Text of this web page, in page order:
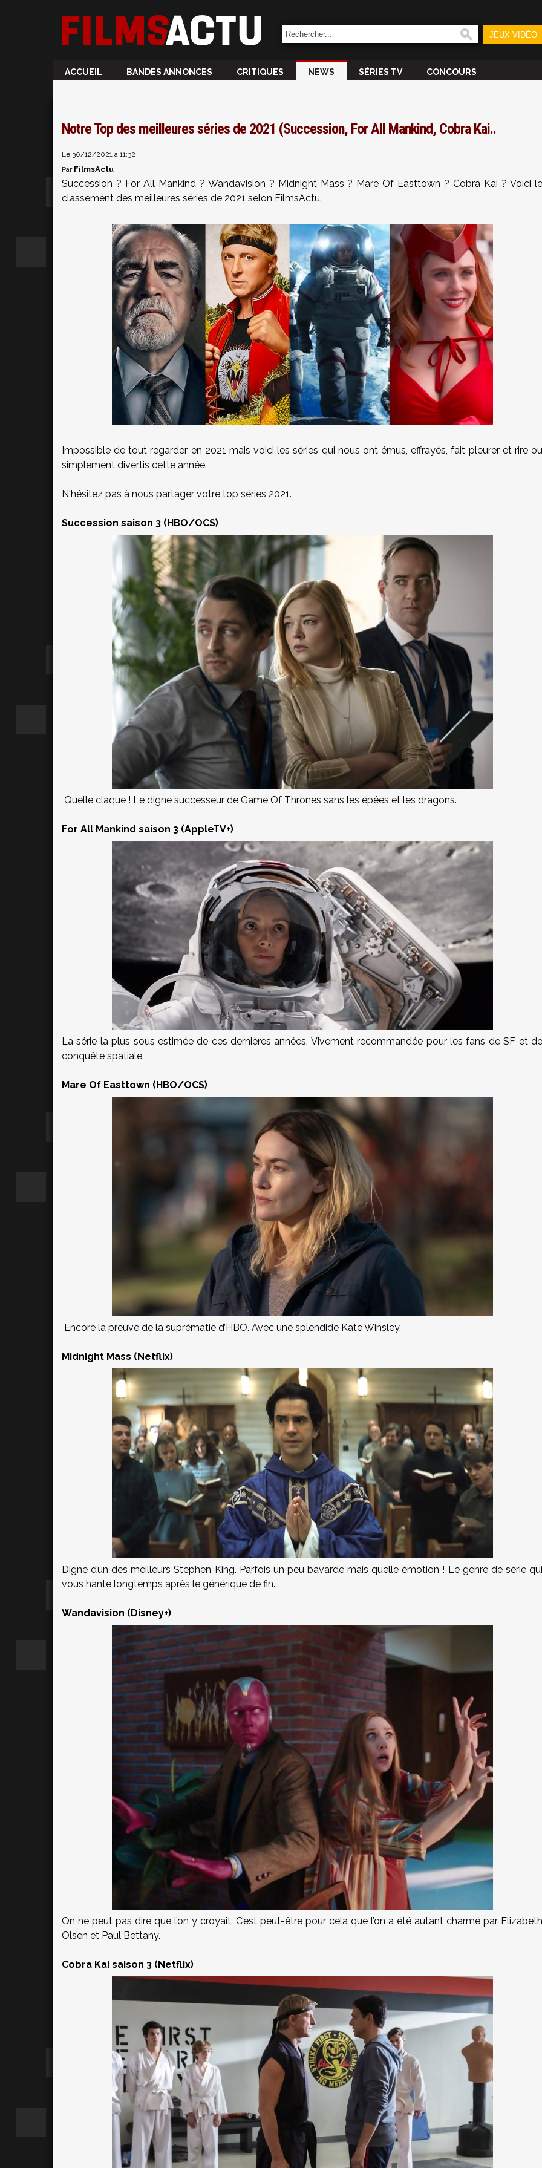
JEUX VIDÉO
ACCUEIL BANDES ANNONCES CRITIQUES NEWS SÉRIES TV CONCOURS
Notre Top des meilleures séries de 2021 (Succession, For All Mankind, Cobra Kai..
Le 30/12/2021 à 11:32
Par FilmsActu
Succession ? For All Mankind ? Wandavision ? Midnight Mass ? Mare Of Easttown ? Cobra Kai ? Voici le
classement des meilleures séries de 2021 selon FilmsActu.
Impossible de tout regarder en 2021 mais voici les séries qui nous ont émus, effrayés, fait pleurer et rire ou
simplement divertis cette année.
N'hésitez pas à nous partager votre top séries 2021.
Succession saison 3 (HBO/OCS)
Quelle claque ! Le digne successeur de Game Of Thrones sans les épées et les dragons.
For All Mankind saison 3 (AppleTV+)
La série la plus sous estimée de ces dernières années. Vivement recommandée pour les fans de SF et de
conquête spatiale.
Mare Of Easttown (HBO/OCS)
Encore la preuve de la suprématie d’HBO. Avec une splendide Kate Winsley.
Midnight Mass (Netflix)
Digne d’un des meilleurs Stephen King. Parfois un peu bavarde mais quelle émotion ! Le genre de série qui
vous hante longtemps après le générique de fin.
Wandavision (Disney+)
On ne peut pas dire que l’on y croyait. C’est peut-être pour cela que l’on a été autant charmé par Elizabeth
Olsen et Paul Bettany.
Cobra Kai saison 3 (Netflix)